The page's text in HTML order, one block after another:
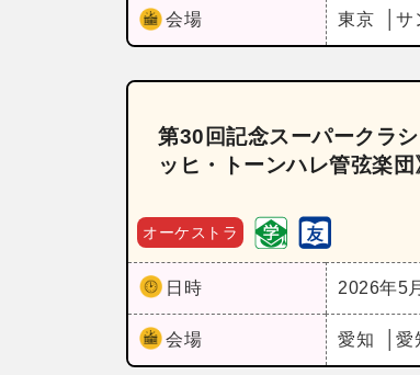
会場 東京 サ
第30回記念スーパークラ
ッヒ・トーンハレ管弦楽団
オーケストラ
日時 2026年5
会場 愛知 愛